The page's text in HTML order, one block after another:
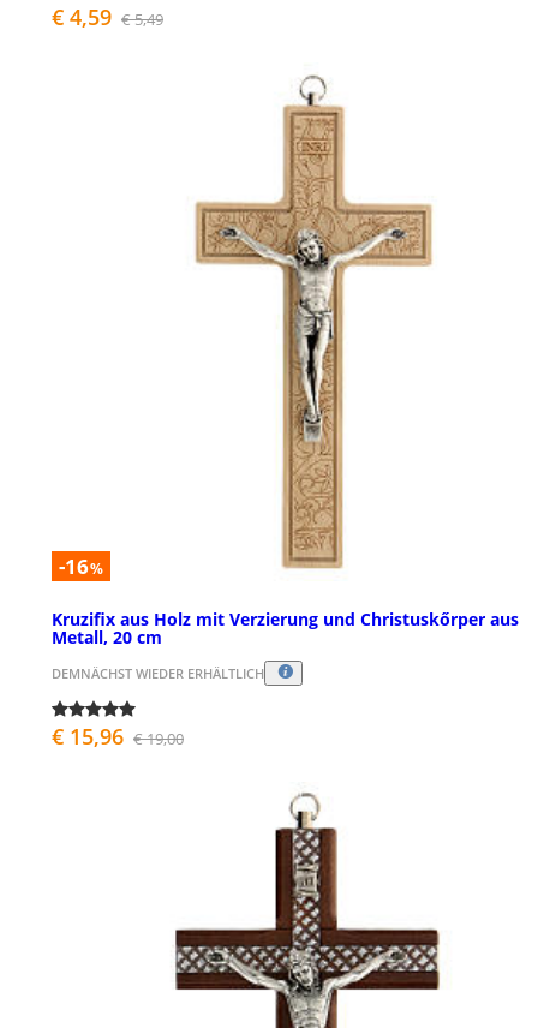
€ 4,59 € 5,49
-16%
Kruzifix aus Holz mit Verzierung und Christuskőrper aus
Metall, 20 cm
DEMNÄCHST WIEDER ERHÄLTLICH
€ 15,96 € 19,00